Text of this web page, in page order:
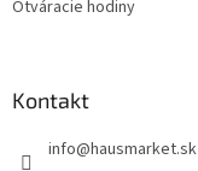
Otváracie hodiny
Kontakt
info@hausmarket.sk